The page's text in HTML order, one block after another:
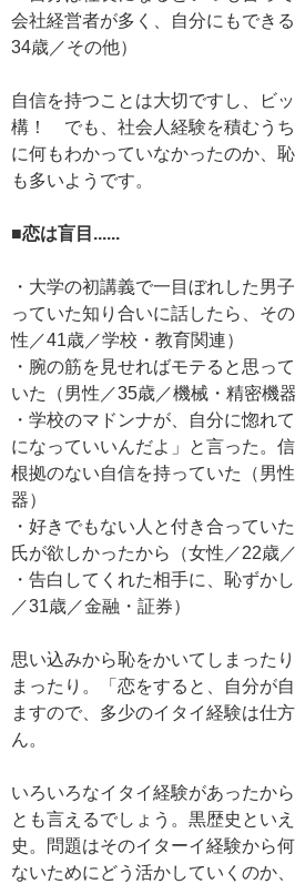
会社経営者が多く、自分にもでき
34歳／その他）
自信を持つことは大切ですし、ビ
構！ でも、社会人経験を積むう
に何もわかっていなかったのか、
も多いようです。
■恋は盲目......
・大学の初講義で一目ぼれした男
っていた知り合いに話したら、そ
性／41歳／学校・教育関連）
・腕の筋を見せればモテると思っ
いた（男性／35歳／機械・精密機器
・学校のマドンナが、自分に惚れ
になっていいんだよ」と言った。
根拠のない自信を持っていた（男
器）
・好きでもない人と付き合ってい
氏が欲しかったから（女性／22歳／
・告白してくれた相手に、恥ずか
／31歳／金融・証券）
思い込みから恥をかいてしまった
まったり。「恋をすると、自分が
ますので、多少のイタイ経験は仕
ん。
いろいろなイタイ経験があったか
とも言えるでしょう。黒歴史とい
史。問題はそのイターイ経験から
ないためにどう活かしていくのか、